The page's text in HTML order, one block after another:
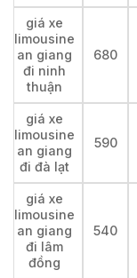
giá xe
limousine
an giang
đi ninh
thuận
680
giá xe
limousine
an giang
đi đà lạt
590
giá xe
limousine
an giang
đi lâm
đồng
540